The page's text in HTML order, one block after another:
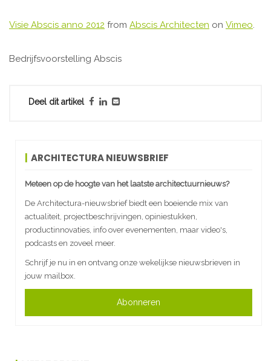
Visie Abscis anno 2012 from Abscis Architecten on Vimeo.
Bedrijfsvoorstelling Abscis
Deel dit artikel
ARCHITECTURA NIEUWSBRIEF
Meteen op de hoogte van het laatste architectuurnieuws?
De Architectura-nieuwsbrief biedt een boeiende mix van
actualiteit, projectbeschrijvingen, opiniestukken,
productinnovaties, info over evenementen, maar video's,
podcasts en zoveel meer.
Schrijf je nu in en ontvang onze wekelijkse nieuwsbrieven in
jouw mailbox.
Abonneren